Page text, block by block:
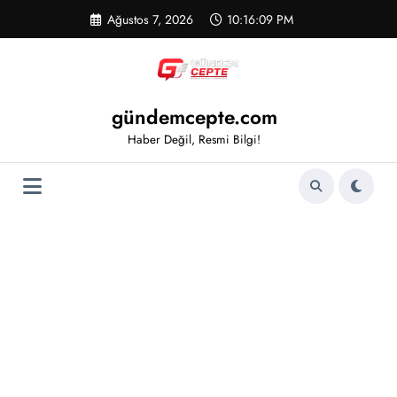
Ağustos 7, 2026 10:16:10 PM
gündemcepte.com
Haber Değil, Resmi Bilgi!